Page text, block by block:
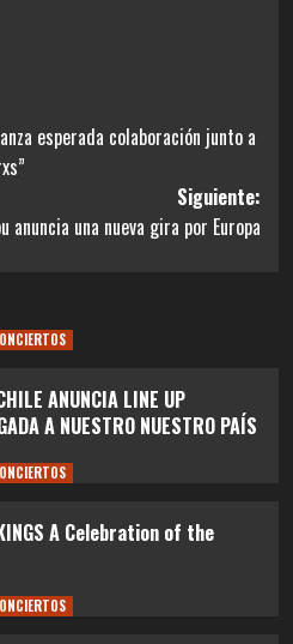
esperada colaboración junto a
Siguiente:
anuncia una nueva gira por Europa
ANUNCIA LINE UP
A NUESTRO NUESTRO PAÍS
A Celebration of the